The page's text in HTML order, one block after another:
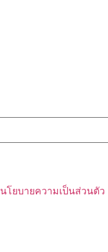
นโยบายความเป็นส่วนตัว